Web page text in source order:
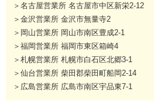
＞名古屋営業所 名古屋市中区新栄2-12
＞金沢営業所 金沢市無量寺2
＞岡山営業所 岡山市南区豊成2-1
＞福岡営業所 福岡市東区箱崎4
＞札幌営業所 札幌市白石区北郷3-1
＞仙台営業所 柴田郡柴田町船岡2-14
＞広島営業所 広島市南区宇品東7-1